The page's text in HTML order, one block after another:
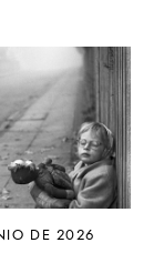
DE 2026